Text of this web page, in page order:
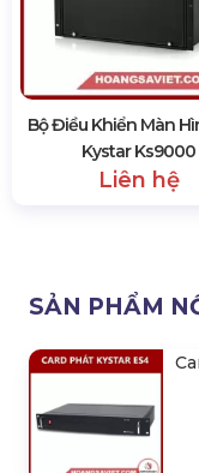
Bộ Điều Khiển Màn
Kystar Ks9000
Liên hệ
SẢN PHẨM